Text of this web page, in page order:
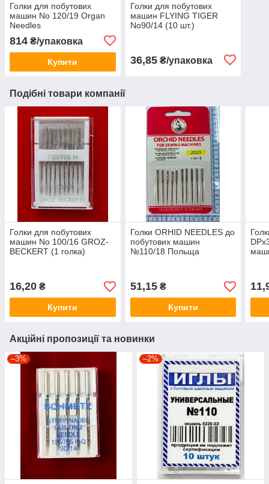
Голки для побутових
машин No 120/19 Organ
Needles
814 ₴/упаковка
Купити
Голки для побутових
машин FLYING TIGER
No90/14 (10 шт.)
36,85₴/упаковка
Подібні товари компанії
Голки для побутових
машин No 100/16 GROZ-
BECKERT (1 голка)
16,20 ₴
Купити
Голки ORHID NEEDLES до
побутових машин
№110/18 Польща
51,15₴
Купити
Акційні пропозиції та новинки
–3% –2%